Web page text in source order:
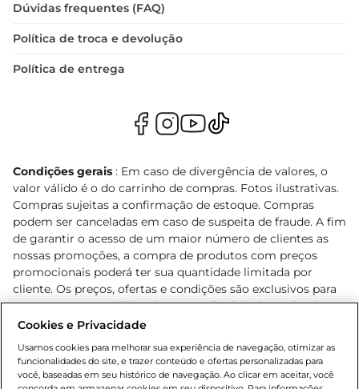
Dúvidas frequentes (FAQ)
Política de troca e devolução
Política de entrega
Condições gerais : Em caso de divergência de valores, o
valor válido é o do carrinho de compras. Fotos ilustrativas.
Compras sujeitas a confirmação de estoque. Compras
podem ser canceladas em caso de suspeita de fraude. A fim
de garantir o acesso de um maior número de clientes as
nossas promoções, a compra de produtos com preços
promocionais poderá ter sua quantidade limitada por
cliente. Os preços, ofertas e condições são exclusivos para
o e-commerce e válidos durante o dia de hoje, podendo
sofrer alterações sem prévia notificação. Proibida a venda
Lei n.º 8069/90, art. 81, inciso II (Estatuto da Criança e do
Adolescente). Preços e condições exclusivos para o
Cookies e Privacidade
Usamos cookies para melhorar sua experiência de navegação, otimizar as
funcionalidades do site, e trazer conteúdo e ofertas personalizadas para
você, baseadas em seu histórico de navegação. Ao clicar em aceitar, você